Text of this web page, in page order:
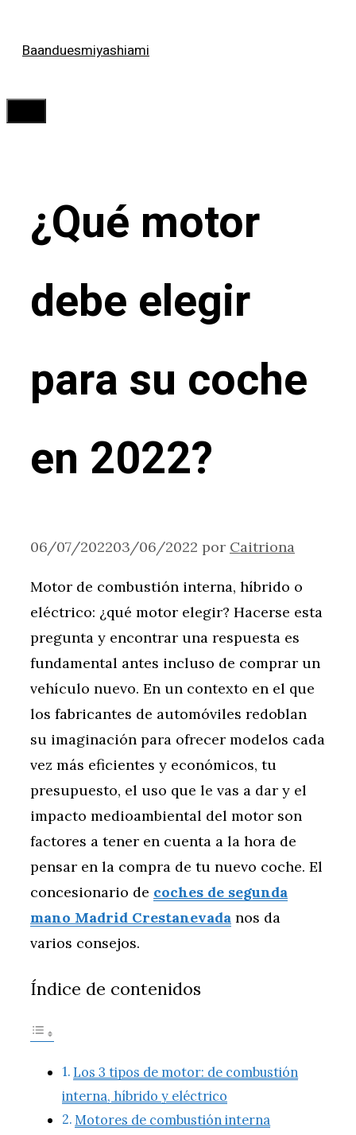
Baanduesmiyashiami
¿Qué motor
debe elegir
para su coche
en 2022?
06/07/202203/06/2022 por Caitriona
Motor de combustión interna, híbrido o
eléctrico: ¿qué motor elegir? Hacerse esta
pregunta y encontrar una respuesta es
fundamental antes incluso de comprar un
vehículo nuevo. En un contexto en el que
los fabricantes de automóviles redoblan
su imaginación para ofrecer modelos cada
vez más eficientes y económicos, tu
presupuesto, el uso que le vas a dar y el
impacto medioambiental del motor son
factores a tener en cuenta a la hora de
pensar en la compra de tu nuevo coche. El
concesionario de coches de segunda
mano Madrid Crestanevada nos da
varios consejos.
Índice de contenidos
Los 3 tipos de motor: de combustión
interna, híbrido y eléctrico
Motores de combustión interna